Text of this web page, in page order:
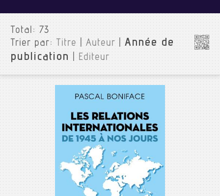
Total:73
Trier par:Titre|Auteur |Année de
publication | Editeur